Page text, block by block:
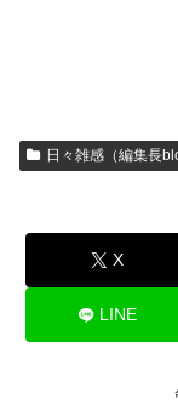
日々雑感（編集長
X
LINE